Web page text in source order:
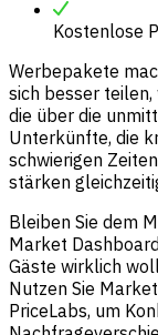
Kostenlose
Werbepakete
sich besser
die über die
Unterkünfte, die
schwierigen
stärken
Bleiben Sie dem
Market
Gäste wirklich
Nutzen Sie
PriceLabs, um